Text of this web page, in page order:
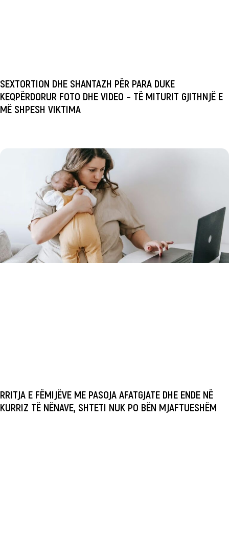
SEXTORTION DHE SHANTAZH PËR PARA DUKE
KEQPËRDORUR FOTO DHE VIDEO – TË MITURIT GJITHNJË E
MË SHPESH VIKTIMA
RRITJA E FËMIJËVE ME PASOJA AFATGJATE DHE ENDE NË
KURRIZ TË NËNAVE, SHTETI NUK PO BËN MJAFTUESHËM